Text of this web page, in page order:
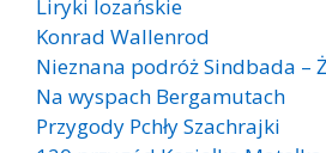
Liryki lozańskie
Konrad Wallenrod
Nieznana podróż Sindbada –
Na wyspach Bergamutach
Przygody Pchły Szachrajki